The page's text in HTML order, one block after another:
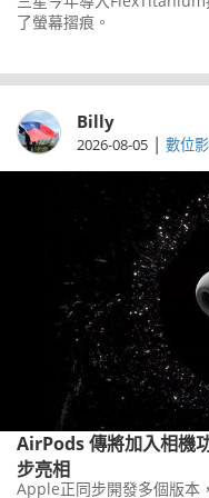
了螢幕摺痕。
Billy
2026-08-05 | 數位
AirPods 傳將加入相機
步亮相
Apple正同步開發多個版本